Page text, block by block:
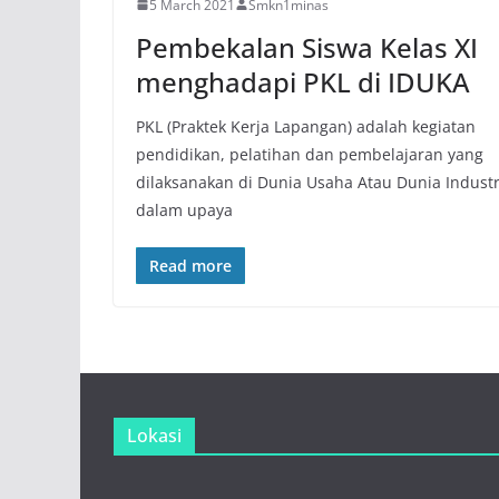
5 March 2021 Smkn1minas
Pembekalan Siswa Kelas XI
menghadapi PKL di IDUKA
PKL (Praktek Kerja Lapangan) adalah kegiatan
pendidikan, pelatihan dan pembelajaran yang
dilaksanakan di Dunia Usaha Atau Dunia
dalam upaya
Read more
Lokasi